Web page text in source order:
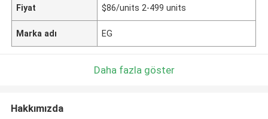
Fiyat $86/units 2-499 units
Marka adı EG
Daha fazla göster
Hakkımızda